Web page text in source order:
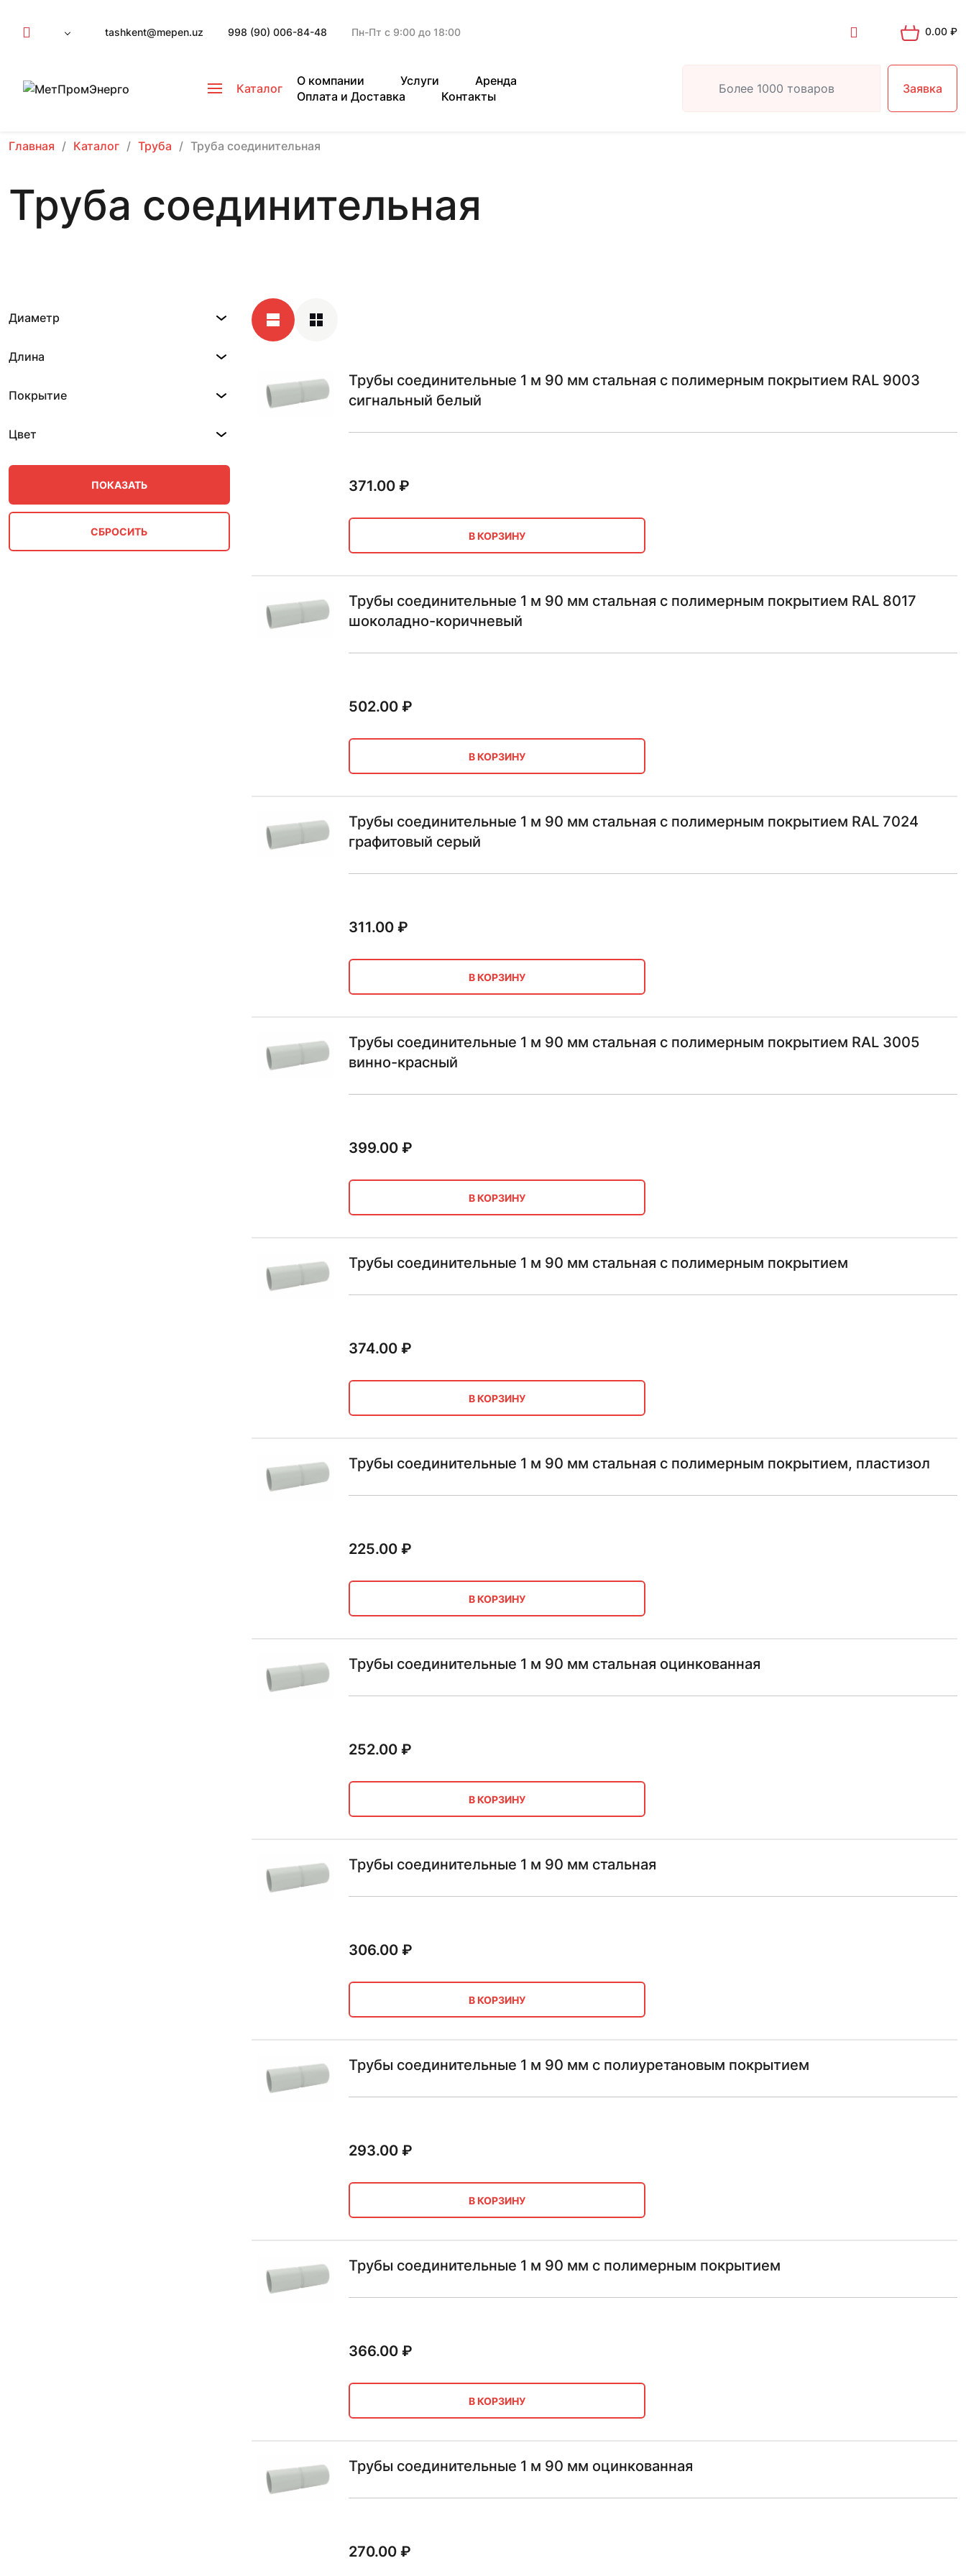
tashkent@mepen.uz 998 (90) 006-84-48 Пн-Пт с 9:00 до 18:00 0.00 ₽
Каталог
О компании Услуги
Аренда
Оплата и Доставка
Контакты
Заявка
Главная Каталог Труба Труба соединительная
Труба соединительная
Диаметр
Длина
Покрытие
Цвет
Трубы соединительные 1 м 90 мм стальная с полимерным покрытием RAL 9003
сигнальный белый
371.00₽
В КОРЗИНУ
Трубы соединительные 1 м 90 мм стальная с полимерным покрытием RAL 8017
шоколадно-коричневый
502.00₽
В КОРЗИНУ
Трубы соединительные 1 м 90 мм стальная с полимерным покрытием RAL 7024
графитовый серый
311.00₽
В КОРЗИНУ
Трубы соединительные 1 м 90 мм стальная с полимерным покрытием RAL 3005
винно-красный
399.00₽
В КОРЗИНУ
Трубы соединительные 1 м 90 мм стальная с полимерным покрытием
374.00₽
В КОРЗИНУ
Трубы соединительные 1 м 90 мм стальная с полимерным покрытием, пластизол
225.00₽
В КОРЗИНУ
Трубы соединительные 1 м 90 мм стальная оцинкованная
252.00₽
В КОРЗИНУ
Трубы соединительные 1 м 90 мм стальная
306.00₽
В КОРЗИНУ
Трубы соединительные 1 м 90 мм с полиуретановым покрытием
293.00₽
В КОРЗИНУ
Трубы соединительные 1 м 90 мм с полимерным покрытием
366.00₽
В КОРЗИНУ
Трубы соединительные 1 м 90 мм оцинкованная
270.00₽